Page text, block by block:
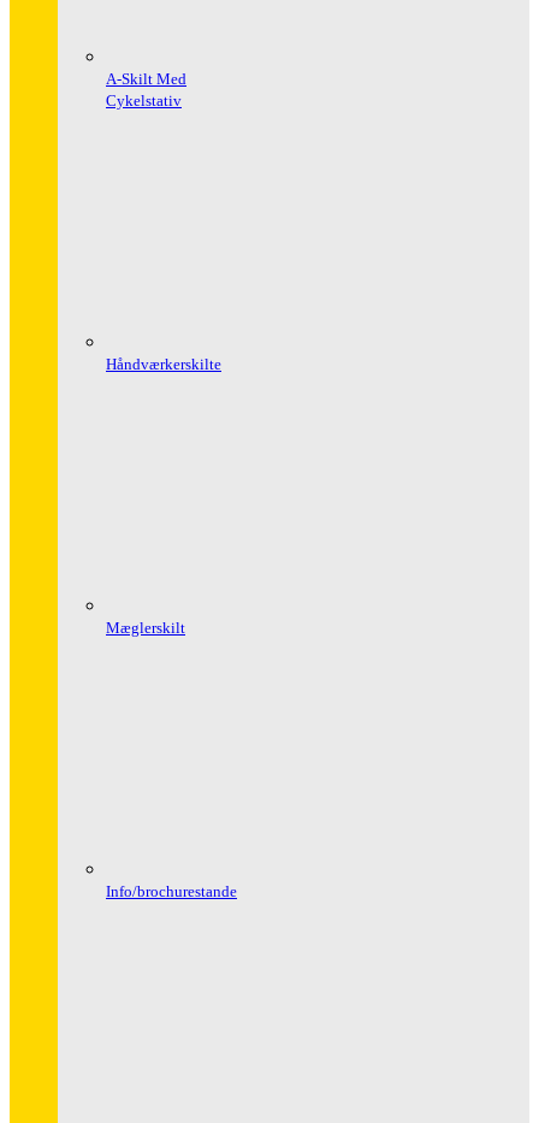
A-Skilt Med
Cykelstativ
Håndværkerskilte
Mæglerskilt
Info/brochurestande